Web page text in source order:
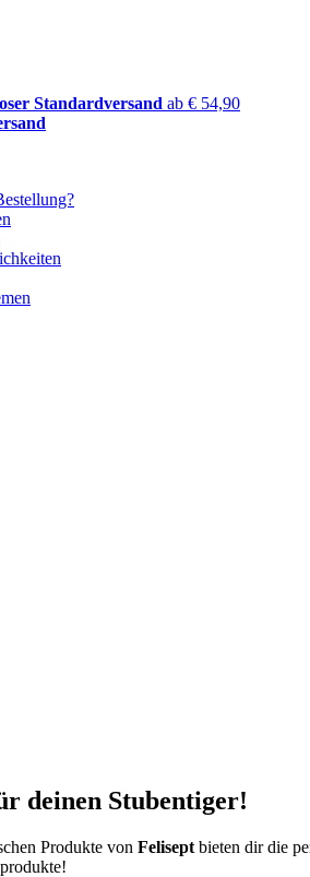
Standardversand ab € 54,90
deinen Stubentiger!
Produkte von Felisept bieten dir die